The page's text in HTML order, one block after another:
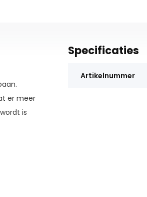
er meer
is
Specificaties
Artikelnummer